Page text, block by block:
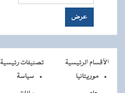
الأقسام الرئيسية تصنيفات رئيسية
موريتانيا
سياسة